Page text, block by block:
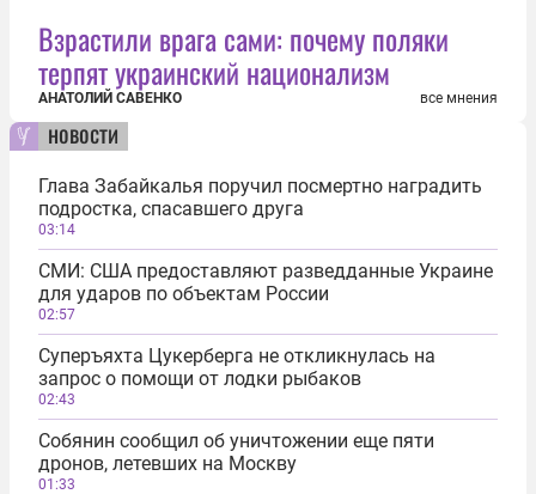
Взрастили врага сами: почему поляки
терпят украинский национализм
АНАТОЛИЙ САВЕНКО все мнения
новости
Глава Забайкалья поручил посмертно наградить
подростка, спасавшего друга
03:14
СМИ: США предоставляют разведданные Украине
для ударов по объектам России
02:57
Суперъяхта Цукерберга не откликнулась на
запрос о помощи от лодки рыбаков
02:43
Собянин сообщил об уничтожении еще пяти
дронов, летевших на Москву
01:33